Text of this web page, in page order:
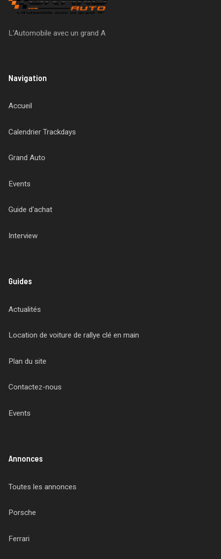
L'Automobile avec un grand A
Navigation
Accueil
Calendrier Trackdays
Grand Auto
Events
Guide d'achat
Interview
Guides
Actualités
Location de voiture de rallye clé en main
Plan du site
Contactez-nous
Events
Annonces
Toutes les annonces
Porsche
Ferrari